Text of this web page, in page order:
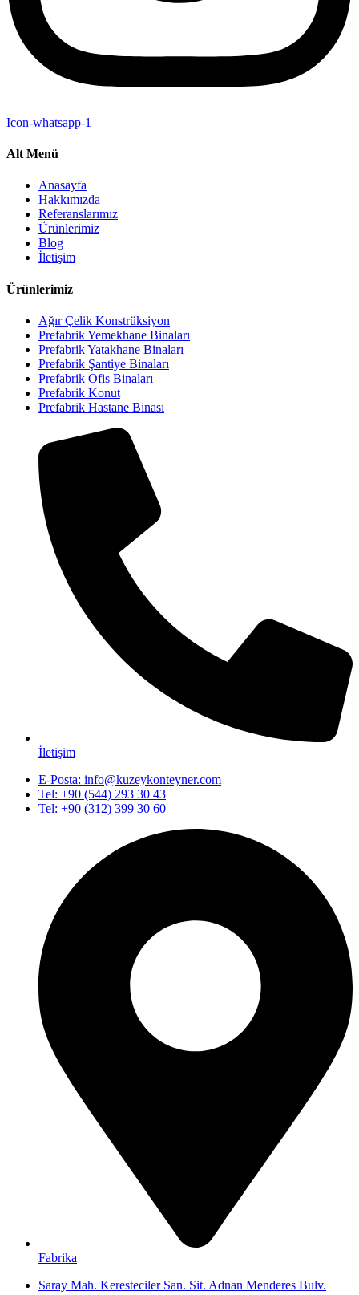
Icon-whatsapp-1
Alt Menü
Anasayfa
Hakkımızda
Referanslarımız
Ürünlerimiz
Blog
İletişim
Ürünlerimiz
Ağır Çelik Konstrüksiyon
Prefabrik Yemekhane Binaları
Prefabrik Yatakhane Binaları
Prefabrik Şantiye Binaları
Prefabrik Ofis Binaları
Prefabrik Konut
Prefabrik Hastane Binası
İletişim
E-Posta: info@kuzeykonteyner.com
Tel: +90 (544) 293 30 43
Tel: +90 (312) 399 30 60
Fabrika
Saray Mah. Keresteciler San. Sit. Adnan Menderes Bulv.